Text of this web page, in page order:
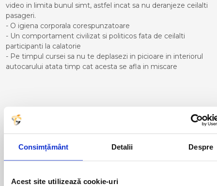
Consimțământ Detalii Despre
Acest site utilizează cookie-uri
video in limita bunul simt, astfel incat sa nu deranjeze ceilalti
pasageri.
- O igiena corporala corespunzatoare
- Un comportament civilizat si politicos fata de ceilalti
participanti la calatorie
- Pe timpul cursei sa nu te deplasezi in picioare in interiorul
autocarului atata timp cat acesta se afla in miscare
Curse din Romania catre Lugo:
AIUD
ALBA IULIA
ALEXANDRIA
MEDGIDIA
MEDIAS
MOINESTI